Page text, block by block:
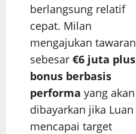
berlangsung relatif
cepat. Milan
mengajukan tawaran
sebesar €6 juta plus
bonus berbasis
performa yang akan
dibayarkan jika Luan
mencapai target